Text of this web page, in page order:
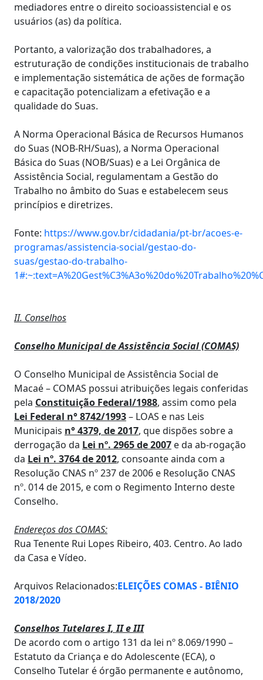
mediadores entre o direito socioassistencial e os
usuários (as) da política.
Portanto, a valorização dos trabalhadores, a
estruturação de condições institucionais de trabalho
e implementação sistemática de ações de formação
e capacitação potencializam a efetivação e a
qualidade do Suas.
A Norma Operacional Básica de Recursos Humanos
do Suas (NOB-RH/Suas), a Norma Operacional
Básica do Suas (NOB/Suas) e a Lei Orgânica de
Assistência Social, regulamentam a Gestão do
Trabalho no âmbito do Suas e estabelecem seus
princípios e diretrizes.
Fonte: https://www.gov.br/cidadania/pt-br/acoes-e-
programas/assistencia-social/gestao-do-
suas/gestao-do-trabalho-
II. Conselhos
Conselho Municipal de Assistência Social (COMAS)
O Conselho Municipal de Assistência Social de
Macaé – COMAS possui atribuições legais conferidas
pela Constituição Federal/1988, assim como pela
Lei Federal n° 8742/1993– LOAS e nas Leis
Municipais n° 4379, de 2017, que dispões sobre a
derrogação da Lei nº. 2965 de 2007 e da ab-rogação
da Lei nº. 3764 de 2012, consoante ainda com a
Resolução CNAS nº 237 de 2006 e Resolução CNAS
nº. 014 de 2015, e com o Regimento Interno deste
Conselho.
Endereços dos COMAS:
Rua Tenente Rui Lopes Ribeiro, 403. Centro. Ao lado
da Casa e Vídeo.
Arquivos Relacionados:ELEIÇÕES COMAS - BIÊNIO
2018/2020
Conselhos Tutelares I, II e III
De acordo com o artigo 131 da lei nº 8.069/1990 –
Estatuto da Criança e do Adolescente (ECA), o
Conselho Tutelar é órgão permanente e autônomo,